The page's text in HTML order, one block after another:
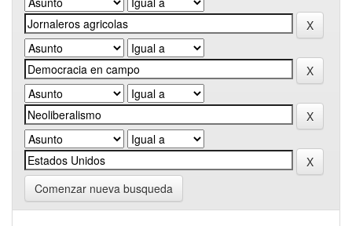
Comenzar nueva busqueda